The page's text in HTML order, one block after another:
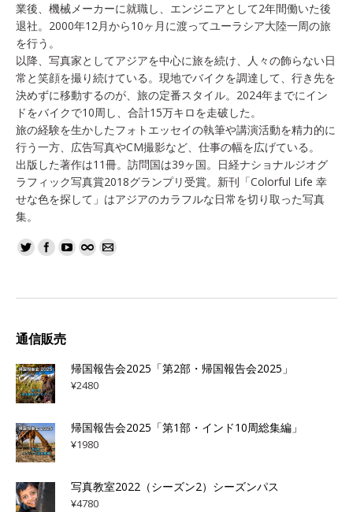
業後、機械メーカーに就職し、エンジニアとして2年間働いた後
退社。2000年12月から10ヶ月に渡ってユーラシア大陸一周の旅
を行う。
以降、写真家としてアジアを中心に旅を続け、人々の飾らない日
常と笑顔を撮り続けている。現地でバイクを調達して、行き先を
決めずに移動するのが、旅の定番スタイル。2024年までにイン
ドをバイクで10周し、合計15万キロを走破した。
旅の経験を生かしたフォトエッセイの執筆や講演活動を精力的に
行う一方、広告写真やCM撮影など、仕事の幅を広げている。
出版した著作は11冊。訪問国は39ヶ国。日経ナショナルジオグ
ラフィック写真賞2018グランプリ受賞。新刊「Colorful Life 幸
せな色を探して」はアジアのカラフルな日常を切り取った写真
集。
通信販売
帰国報告会2025「第2部・帰国報告会2025」
¥2480
帰国報告会2025「第1部・インド10周総集編」
¥1980
写真教室2022（シーズン2）シーズンパス
¥4780